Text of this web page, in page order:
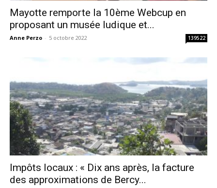
Mayotte remporte la 10ème Webcup en
proposant un musée ludique et...
Anne Perzo - 5 octobre 2022 139522
Impôts locaux : « Dix ans après, la facture
des approximations de Bercy...